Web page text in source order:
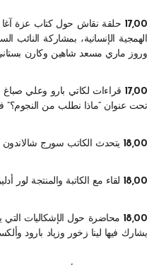
17,00 حلقة نقاش حول كتاب عزة آغا
الهمجية الإنسانية، بمشاركة النائب
وروز ماري مسعد شاهين وكارن
17,00 قراءات لكاتي بارو وعلي
تحت عنوان “ماذا نطلب من النجوم؟”
18,00 يتحدث الكاتب سورج شالاندون
18,00 لقاء مع الكاتبة والمنتجة لور
18,00 محاضرة حول الإشكاليات التي
يشارك فيها لينا زخور وزياد بارود